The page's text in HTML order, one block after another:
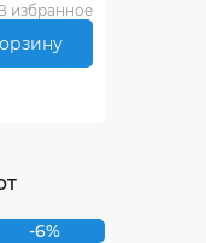
избранное
-6%